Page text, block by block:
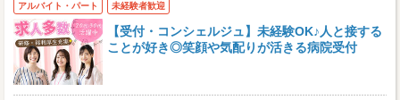
アルバイト・パート 未経験者歓迎
【受付・コンシェルジュ】未経験OK♪人と接する
ことが好き◎笑顔や気配りが活きる病院受付